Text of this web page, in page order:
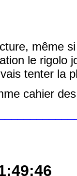
même
le rigolo
tenter la
cahier